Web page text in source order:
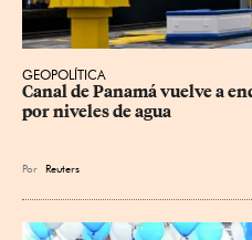
GEOPOLÍTICA
Canal de Panamá vuelve a
por niveles de agua
Por Reuters